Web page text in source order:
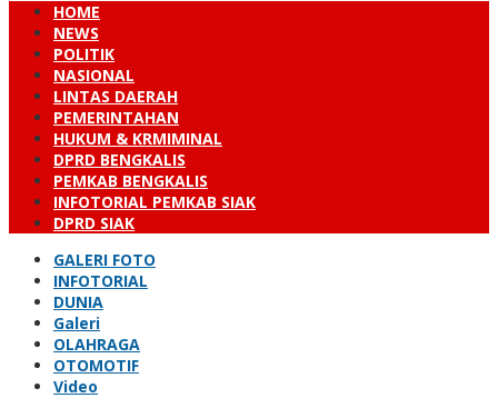
HOME
NEWS
POLITIK
NASIONAL
LINTAS DAERAH
PEMERINTAHAN
HUKUM & KRMIMINAL
DPRD BENGKALIS
PEMKAB BENGKALIS
INFOTORIAL PEMKAB SIAK
DPRD SIAK
GALERI FOTO
INFOTORIAL
DUNIA
Galeri
OLAHRAGA
OTOMOTIF
Video